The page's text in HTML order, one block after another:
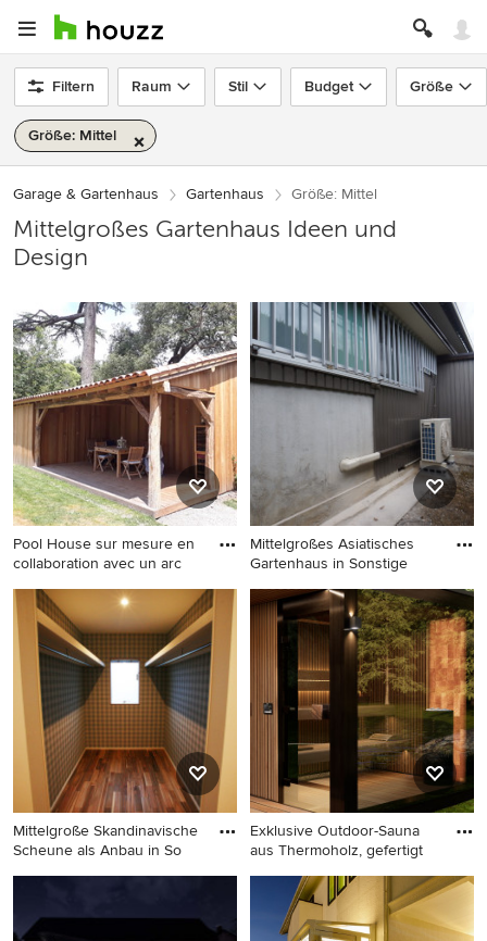
Filtern Raum Stil Budget Größe
Größe: Mittel
Garage & Gartenhaus Gartenhaus Größe: Mittel
Mittelgroßes Gartenhaus Ideen und
Design
Pool House sur mesure en
collaboration avec un arc
Freistehendes, Mittelgroßes
Gartenhaus in Sonstige
Mittelgroßes Asiatisches
Gartenhaus in Sonstige
Mittelgroßes Asiatisches
Gartenhaus in Sonstige
Mittelgroße Skandinavische
Scheune als Anbau in So
Mittelgroße Skandinavische
Sonstige
Exklusive Outdoor-Sauna
aus Thermoholz, gefertigt
Mittelgroßer, Freistehender
Moderner Geräteschuppen in
Sonstige